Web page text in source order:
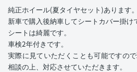
純正ホイール(夏タイヤセット)あります。
新車で購入後納車してシートカバー掛け
シートは綺麗です。
車検2年付きです。
実際に見ていただくことも可能ですの
相談の上、対応させていただきます。